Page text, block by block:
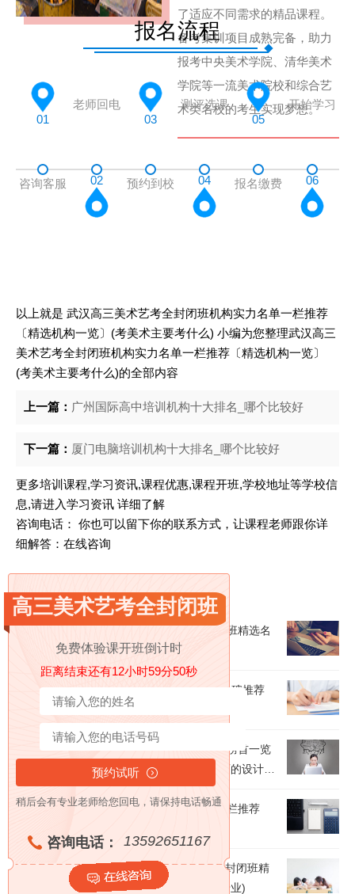
了适应不同需求的精品课程。
备考集训项目成熟完备，助力
报考中央美术学院、清华美术
学院等一流美术院校和综合艺
术类名校的考生实现梦想。
报名流程
01
咨询客服
老师回电
02
03
预约到校
测评选课
04
05
报名缴费
开始学习
06
以上就是 武汉高三美术艺考全封闭班机构实力名单一栏推荐
〔精选机构一览〕(考美术主要考什么) 小编为您整理武汉高三
美术艺考全封闭班机构实力名单一栏推荐〔精选机构一览〕
(考美术主要考什么)的全部内容
上一篇： 广州国际高中培训机构十大排名_哪个比较好
下一篇： 厦门电脑培训机构十大排名_哪个比较好
更多培训课程,学习资讯,课程优惠,课程开班,学校地址等学校信
息,请进入学习资讯 详细了解
咨询电话： 你也可以留下你的联系方式，让课程老师跟你详
细解答： 在线咨询
高三美术艺考全封闭班
免费体验课开班倒计时
距离结束还有12小时59分49秒
稍后会有专业老师给您回电，请保持电话畅通
咨询电话： 13592651167
【新鲜出炉】厦门排名靠前的高三画室冲刺班精选名
单培训机构汇总(美术专业提高文化修养)
速看!常州公认10大不错的高三画室集训营口碑推荐
培训机构汇总(艺考的优势在哪)
【推荐】佛山高考画室集训班培训机构名单榜首一览
【十大精选高考画室集训班机构】(游戏原画的设计该
如何练习)
武汉高三美术艺考全封闭班机构实力名单一栏推荐
盘点2024年武汉5大靠谱的高三美术艺考全封闭班精
选机构培训机构汇总(设计行业离不开美术专业)